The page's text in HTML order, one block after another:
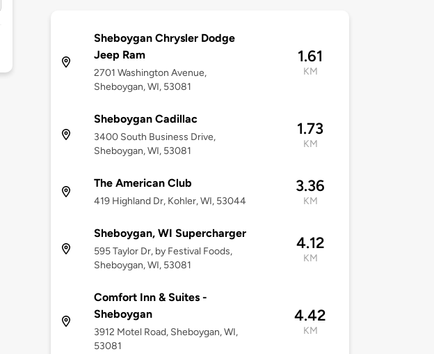
Sheboygan Chrysler Dodge
Jeep Ram
2701 Washington Avenue,
Sheboygan, WI, 53081
1.61
KM
Sheboygan Cadillac
3400 South Business Drive,
Sheboygan, WI, 53081
1.73
KM
The American Club
419 Highland Dr, Kohler, WI, 53044
3.36
KM
Sheboygan, WI Supercharger
595 Taylor Dr, by Festival Foods,
Sheboygan, WI, 53081
4.12
KM
Comfort Inn & Suites -
Sheboygan
3912 Motel Road, Sheboygan, WI,
53081
4.42
KM